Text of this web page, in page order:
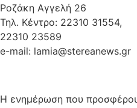
Ροζάκη Αγγελή 26
Τηλ. Κέντρο: 22310 31554,
22310 23589
e-mail: lamia@stereanews.gr
Η ενημέρωση που